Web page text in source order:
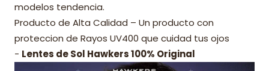
modelos tendencia.
Producto de Alta Calidad – Un producto con
proteccion de Rayos UV400 que cuidad tus ojos
- Lentes de Sol Hawkers 100% Original